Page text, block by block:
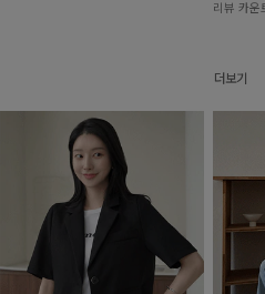
리뷰 카운
더보기